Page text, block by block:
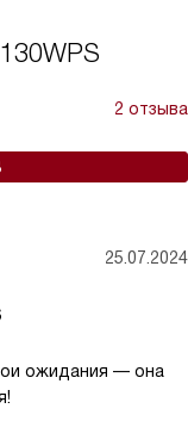
2 отзыва
25.07.2024
ожидания — она